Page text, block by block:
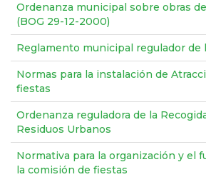
Ordenanza municipal sobre obras
(BOG 29-12-2000)
Reglamento municipal regulador de
Normas para la instalación de
fiestas
Ordenanza reguladora de la
Residuos Urbanos
Normativa para la organización y el
la comisión de fiestas